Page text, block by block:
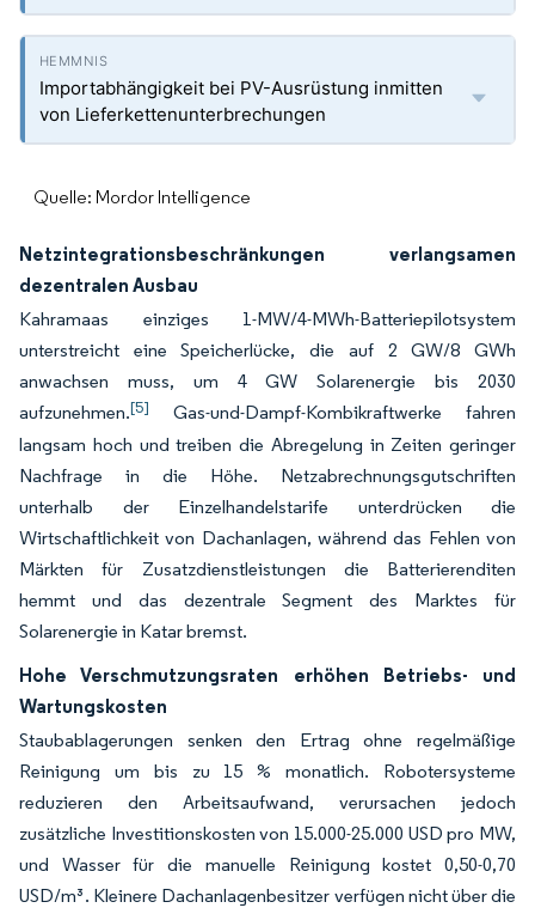
Importabhängigkeit bei PV-Ausrüstung inmitten
von Lieferkettenunterbrechungen
Quelle: Mordor Intelligence
Netzintegrationsbeschränkungen verlangsamen
dezentralen Ausbau
Kahramaas einziges 1-MW/4-MWh-Batteriepilotsystem
unterstreicht eine Speicherlücke, die auf 2 GW/8 GWh
anwachsen muss, um 4 GW Solarenergie bis 2030
aufzunehmen.[5]
Gas-und-Dampf-Kombikraftwerke fahren
langsam hoch und treiben die Abregelung in Zeiten geringer
Nachfrage in die Höhe. Netzabrechnungsgutschriften
unterhalb der Einzelhandelstarife unterdrücken die
Wirtschaftlichkeit von Dachanlagen, während das Fehlen von
Märkten für Zusatzdienstleistungen die Batterierenditen
hemmt und das dezentrale Segment des Marktes für
Solarenergie in Katar bremst.
Hohe Verschmutzungsraten erhöhen Betriebs- und
Wartungskosten
Staubablagerungen senken den Ertrag ohne regelmäßige
Reinigung um bis zu 15 % monatlich. Robotersysteme
reduzieren den Arbeitsaufwand, verursachen jedoch
zusätzliche Investitionskosten von 15.000-25.000 USD pro MW,
und Wasser für die manuelle Reinigung kostet 0,50-0,70
USD/m³. Kleinere Dachanlagenbesitzer verfügen nicht über die